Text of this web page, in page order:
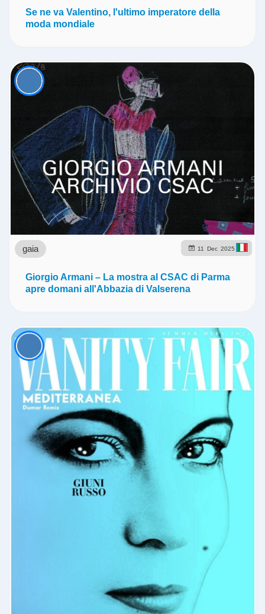
Se ne va Valentino, l'ultimo imperatore della
moda mondiale
11 Dec 2025
gaia
Giorgio Armani – La mostra al CSAC di Parma
apre domani all'Abbazia di Valserena